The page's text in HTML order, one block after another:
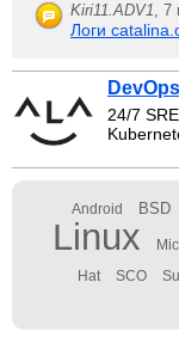
Kiri11.ADV1, 7
Логи
24/7
Android BSD
Linux
Hat SCO